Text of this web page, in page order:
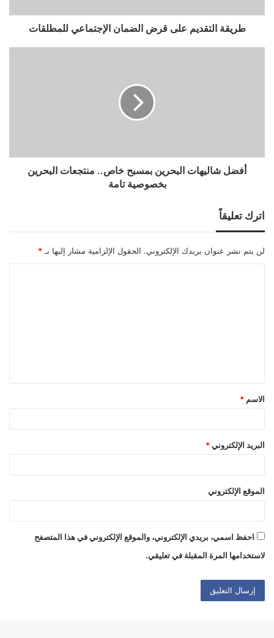
طريقة التقديم على قرض الضمان الإجتماعي للمطلقات
أفضل شاليهات البحرين بمسبح خاص.. منتجعات البحرين
بخصوصية تامة
اترك تعليقاً
لن يتم نشر عنوان بريدك الإلكتروني. الحقول الإلزامية مشار إليها بـ *
ق
*
الاسم *
البريد الإلكتروني *
الموقع الإلكتروني
احفظ اسمي، بريدي الإلكتروني، والموقع الإلكتروني في هذا المتصفح
لاستخدامها المرة المقبلة في تعليقي.